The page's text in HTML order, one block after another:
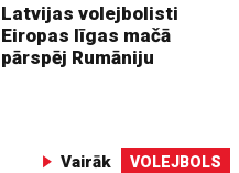
Latvijas volejbolisti
Eiropas līgas mačā
pārspēj Rumāniju
Vairāk VOLEJBOLS